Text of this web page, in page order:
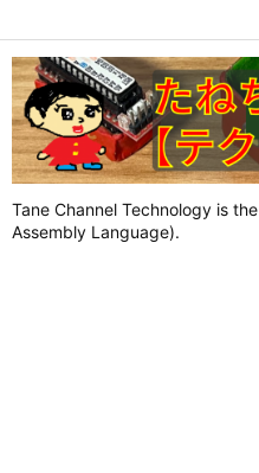
Tane Channel Technology is
Assembly Language).